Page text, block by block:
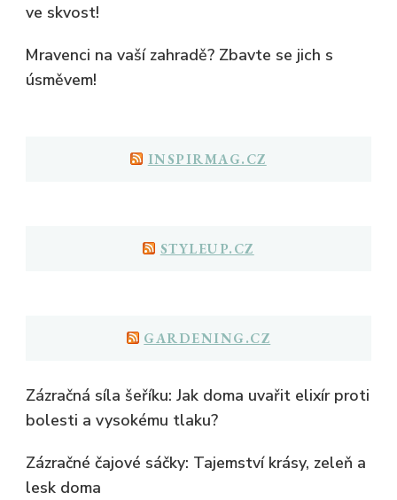
ve skvost!
Mravenci na vaší zahradě? Zbavte se jich s
úsměvem!
INSPIRMAG.CZ
STYLEUP.CZ
GARDENING.CZ
Zázračná síla šeříku: Jak doma uvařit elixír proti
bolesti a vysokému tlaku?
Zázračné čajové sáčky: Tajemství krásy, zeleň a
lesk doma